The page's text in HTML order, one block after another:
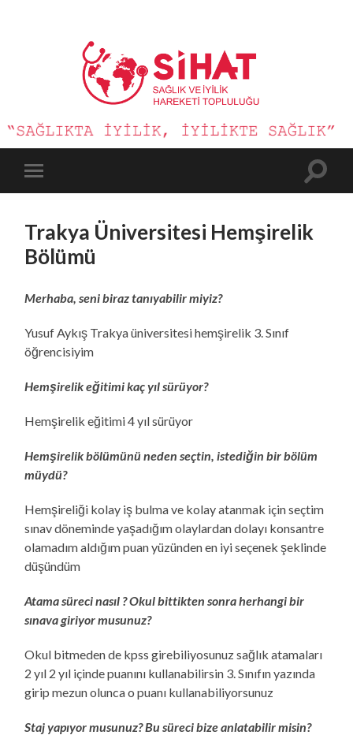
Sağlık
ve
İyilik
mobile
Toggle
Trakya Üniversitesi Hemşirelik
Bölümü
Merhaba, seni biraz tanıyabilir miyiz?
Yusuf Aykış Trakya üniversitesi hemşirelik 3. Sınıf
öğrencisiyim
Hemşirelik eğitimi kaç yıl sürüyor?
Hemşirelik eğitimi 4 yıl sürüyor
Hemşirelik bölümünü neden seçtin, istediğin bir bölüm
müydü?
Hemşireliği kolay iş bulma ve kolay atanmak için seçtim
sınav döneminde yaşadığım olaylardan dolayı konsantre
olamadım aldığım puan yüzünden en iyi seçenek şeklinde
düşündüm
Atama süreci nasıl ? Okul bittikten sonra herhangi bir
sınava giriyor musunuz?
Okul bitmeden de kpss girebiliyosunuz sağlık atamaları
2 yıl 2 yıl içinde puanını kullanabilirsin 3. Sınıfın yazında
girip mezun olunca o puanı kullanabiliyorsunuz
Staj yapıyor musunuz? Bu süreci bize anlatabilir misin?